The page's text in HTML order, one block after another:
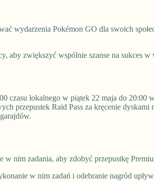
wydarzenia Pokémon GO dla swoich
aby zwiększyć wspólnie szanse na sukces w
czasu lokalnego w piątek 22 maja do 20:00
przepustek Raid Pass za kręcenie dyskami
nim zadania, aby zdobyć przepustkę
w nim zadań i odebranie nagród